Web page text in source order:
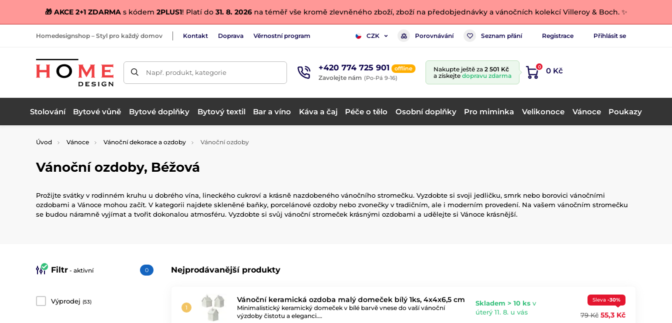
🎁 AKCE 2+1 ZDARMAs kódem 2PLUS1! Platí do31. 8. 2026na téměř vše kromě zlevněného zboží, zboží na předobjednávky a vánočních kolekcí Villeroy & Boch. ✨
Homedesignshop – Styl pro každý domov Kontakt Doprava Věrnostní program CZK Porovnávání Seznam přání Registrace Přihlásit se
Např. produkt, kategorie +420 774 725 901 offline
Zavolejte nám (Po-Pá 9-16)
Nakupte ještě za 2 501 Kč
a získejte dopravu zdarma
0 0 Kč
Stolování Bytové vůně Bytové doplňky Bytový textil Bar a víno Káva a čaj Péče o tělo Osobní doplňky Pro miminka Velikonoce Vánoce Poukazy
Úvod Vánoce Vánoční dekorace a ozdoby Vánoční ozdoby
Vánoční ozdoby, Béžová
Prožijte svátky v rodinném kruhu u dobrého vína, lineckého cukroví a krásně nazdobeného vánočního stromečku. Vyzdobte si svoji jedličku, smrk nebo borovici vánočními
ozdobami a Vánoce mohou začít. V kategorii najdete skleněné baňky, porcelánové ozdoby nebo zvonečky v tradičním, ale i moderním provedení. Na vašem vánočním stromečku
se budou náramně vyjímat a tvořit dokonalou atmosféru. Vyzdobte si svůj vánoční stromeček krásnými ozdobami a udělejte si Vánoce krásnější.
Nejprodávanější produkty
Vánoční keramická ozdoba malý domeček bílý 1ks, 4x4x6,5 cm
Minimalistický keramický domeček v bílé barvě vnese do vaší vánoční
výzdoby čistotu a eleganci.…
Skladem > 10 ks v
úterý 11. 8. u vás
Sleva -30%
79 Kč 55,3 Kč
Filtr - aktivní 0
Výprodej (53)